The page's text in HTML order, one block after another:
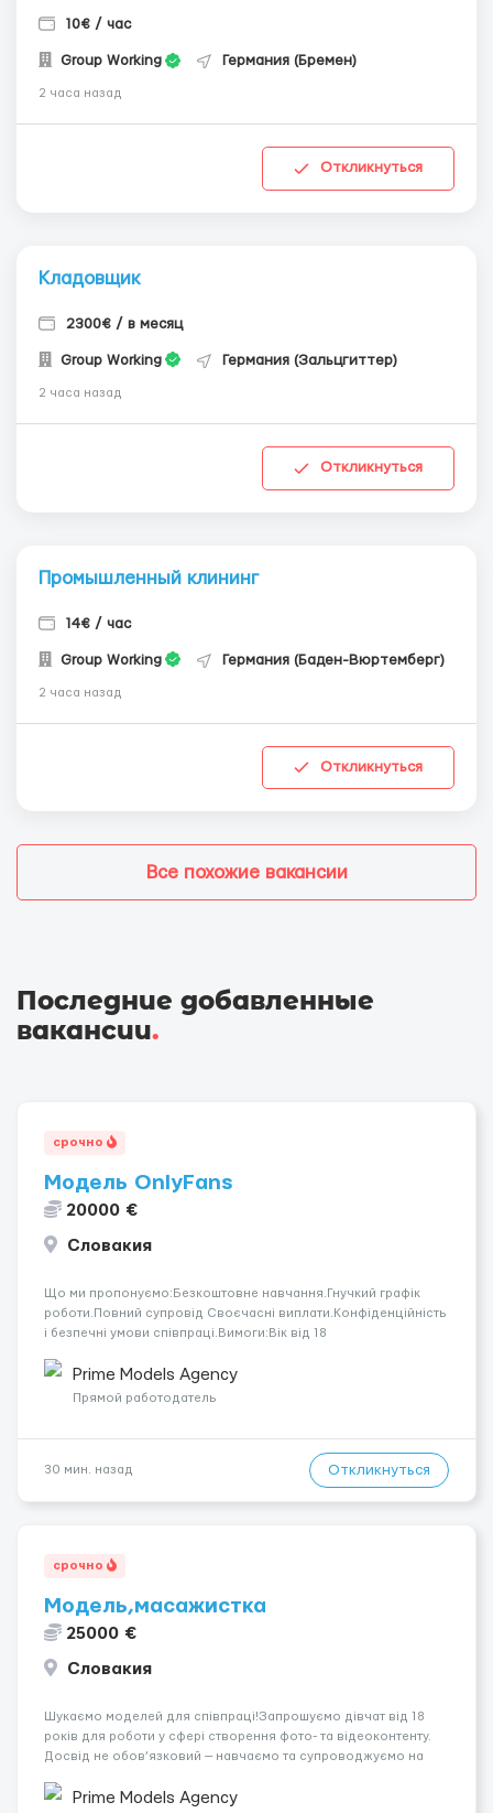
10€ / час
Group Working Германия (Бремен)
2 часа назад
Откликнуться
Кладовщик
2300€ / в месяц
Group Working Германия (Зальцгиттер)
2 часа назад
Откликнуться
Промышленный клининг
14€ / час
Group Working Германия (Баден-Вюртемберг)
2 часа назад
Откликнуться
Все похожие вакансии
Последние добавленные
вакансии.
срочно
Модель OnlyFans
20000 €
Словакия
Що ми пропонуємо:Безкоштовне навчання.Гнучкий графік
роботи.Повний супровід Своєчасні виплати.Конфіденційність
і безпечні умови співпраці.Вимоги:Вік від 18
розвиватися.Досвід не обов’язковий.Якщо вас зацікавила
вакансія — залишайте відгук, і ми зв’яжемося ...
Prime Models Agency
Прямой работодатель
30 мин. назад Откликнуться
срочно
Модель,масажистка
25000 €
Словакия
Шукаємо моделей для співпраці!Запрошуємо дівчат від 18
років для роботи у сфері створення фото- та відеоконтенту.
Досвід не обов’язковий — навчаємо та супроводжуємо на
конфіденційність і професійну підтримку. Працюємо офіційно,
Prime Models Agency